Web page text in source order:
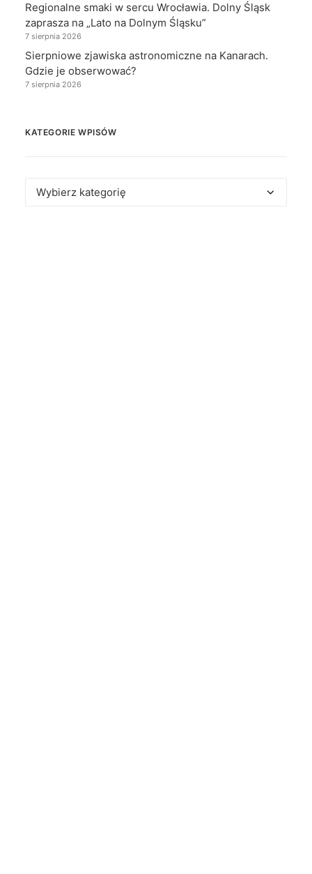
Regionalne smaki w sercu Wrocławia. Dolny Śląsk
zaprasza na „Lato na Dolnym Śląsku”
7 sierpnia 2026
Sierpniowe zjawiska astronomiczne na Kanarach.
Gdzie je obserwować?
7 sierpnia 2026
KATEGORIE WPISÓW
Kategorie